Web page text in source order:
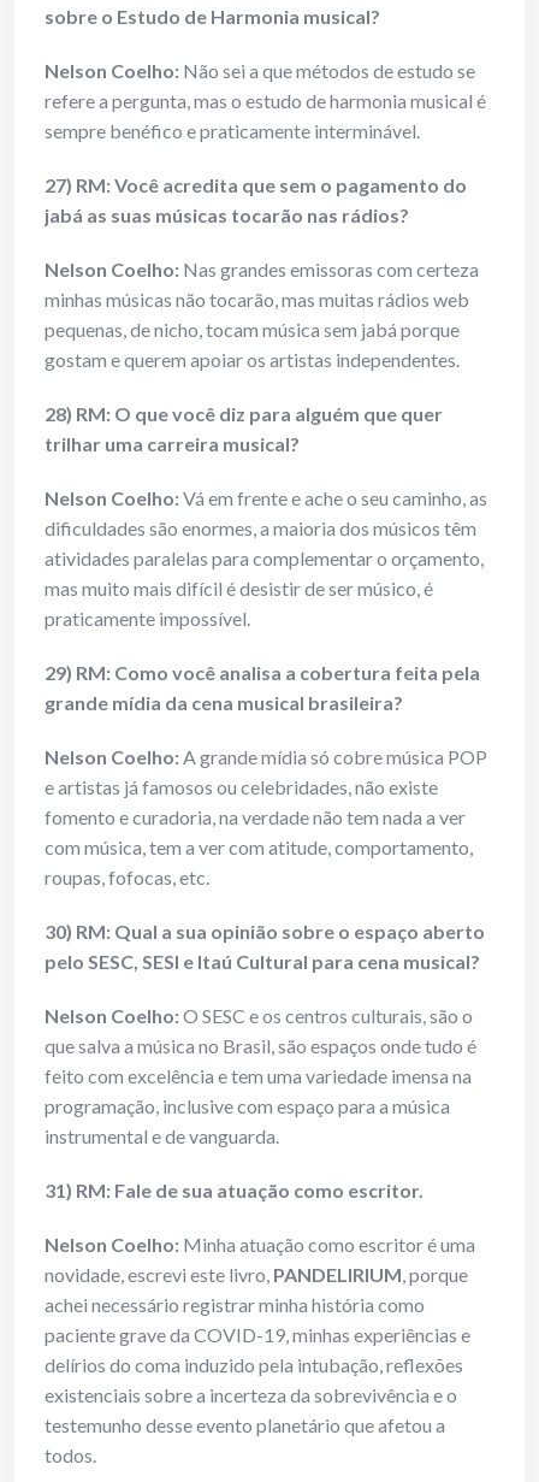
sobre o Estudo de Harmonia musical?
Nelson Coelho: Não sei a que métodos de estudo se
refere a pergunta, mas o estudo de harmonia musical é
sempre benéfico e praticamente interminável.
27) RM: Você acredita que sem o pagamento do
jabá as suas músicas tocarão nas rádios?
Nelson Coelho: Nas grandes emissoras com certeza
minhas músicas não tocarão, mas muitas rádios web
pequenas, de nicho, tocam música sem jabá porque
gostam e querem apoiar os artistas independentes.
28) RM: O que você diz para alguém que quer
trilhar uma carreira musical?
Nelson Coelho:Vá em frente e ache o seu caminho, as
dificuldades são enormes, a maioria dos músicos têm
atividades paralelas para complementar o orçamento,
mas muito mais difícil é desistir de ser músico, é
praticamente impossível.
29) RM: Como você analisa a cobertura feita pela
grande mídia da cena musical brasileira?
Nelson Coelho:A grande mídia só cobre música POP
e artistas já famosos ou celebridades, não existe
fomento e curadoria, na verdade não tem nada a ver
com música, tem a ver com atitude, comportamento,
roupas, fofocas, etc.
30) RM: Qual a sua opinião sobre o espaço aberto
pelo SESC, SESI e Itaú Cultural para cena musical?
Nelson Coelho:O SESC e os centros culturais, são o
que salva a música no Brasil, são espaços onde tudo é
feito com excelência e tem uma variedade imensa na
programação, inclusive com espaço para a música
instrumental e de vanguarda.
31) RM: Fale de sua atuação como escritor.
Nelson Coelho: Minha atuação como escritor é uma
novidade, escrevi este livro, PANDELIRIUM, porque
achei necessário registrar minha história como
paciente grave da COVID-19, minhas experiências e
delírios do coma induzido pela intubação, reflexões
existenciais sobre a incerteza da sobrevivência e o
testemunho desse evento planetário que afetou a
todos.